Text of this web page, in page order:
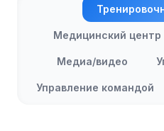
Медицинский центр
Медиа/видео
Управление командой